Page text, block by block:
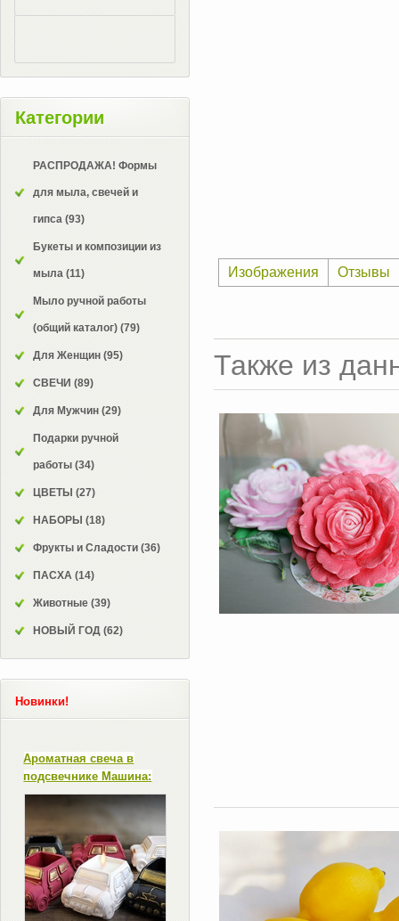
Изображения Отзывы
Также из
Категории
РАСПРОДАЖА! Формы
для мыла, свечей и
гипса (93)
Букеты и композиции из
мыла (11)
Мыло ручной работы
(общий каталог) (79)
Для Женщин (95)
СВЕЧИ (89)
Для Мужчин (29)
Подарки ручной
работы (34)
ЦВЕТЫ (27)
НАБОРЫ (18)
Фрукты и Сладости (36)
ПАСХА (14)
Животные (39)
НОВЫЙ ГОД (62)
Новинки!
Ароматная свеча в
подсвечнике Машина: